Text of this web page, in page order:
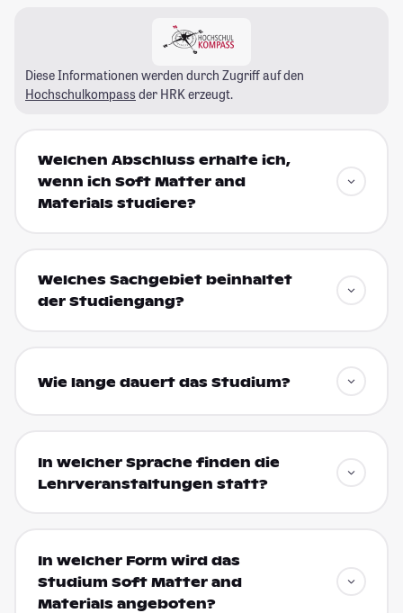
Diese Informationen werden durch Zugriff auf den
Hochschulkompass der HRK erzeugt.
Welchen Abschluss erhalte ich,
wenn ich Soft Matter and
Materials studiere?
Welches Sachgebiet beinhaltet
der Studiengang?
Wie lange dauert das Studium?
In welcher Sprache finden die
Lehrveranstaltungen statt?
In welcher Form wird das
Studium Soft Matter and
Materials angeboten?